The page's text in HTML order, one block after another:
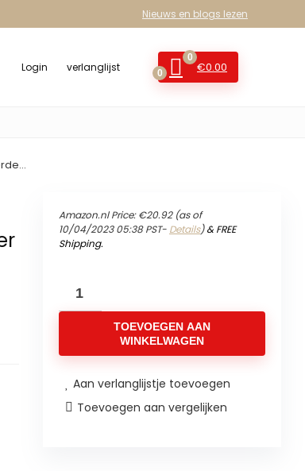
Nieuws en blogs lezen
Login verlanglijst 0
0
€0.00
Amazon.nl Price:€20.92(as of
10/04/2023 05:38 PST- Details)&FREE
Shipping.
Hawtrytoa
2021
Ornament,
Luxe
Kerstboom
Ornamenten,
Notenkraker
TOEVOEGEN AAN
WINKELWAGEN
Aan verlanglijstje toevoegen
Toevoegen aan vergelijken